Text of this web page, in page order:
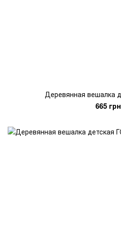
Деревянная вешалка
665 грн